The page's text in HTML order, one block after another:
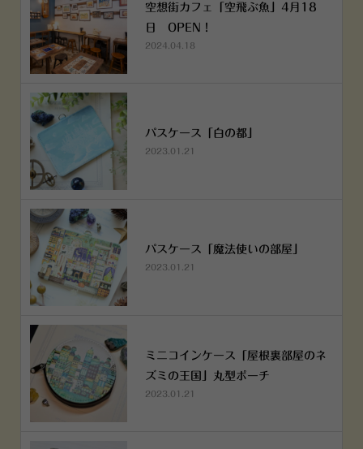
空想街カフェ「空飛ぶ魚」4月18
日 OPEN！
2024.04.18
パスケース「白の都」
2023.01.21
パスケース「魔法使いの部屋」
2023.01.21
ミニコインケース「屋根裏部屋のネ
ズミの王国」丸型ポーチ
2023.01.21